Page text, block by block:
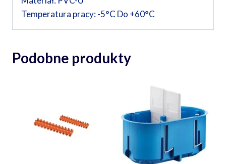
Temperatura pracy: -5°C Do +60°C
Podobne produkty